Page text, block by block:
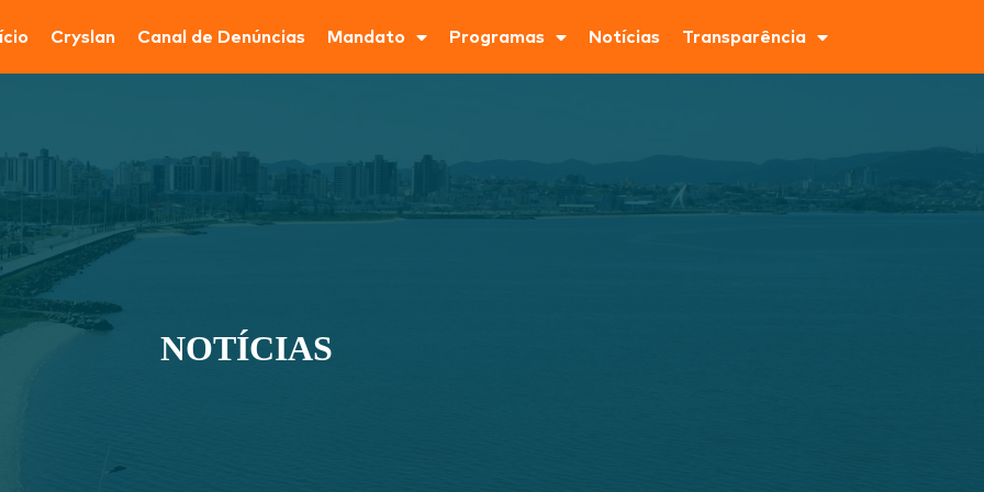
Cryslan Canal de Denúncias Mandato Programas Notícias Transparência
NOTÍCIAS